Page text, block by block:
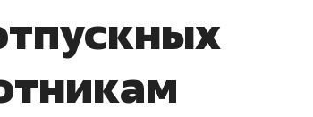
запросах мастеров
налогах и развитии без